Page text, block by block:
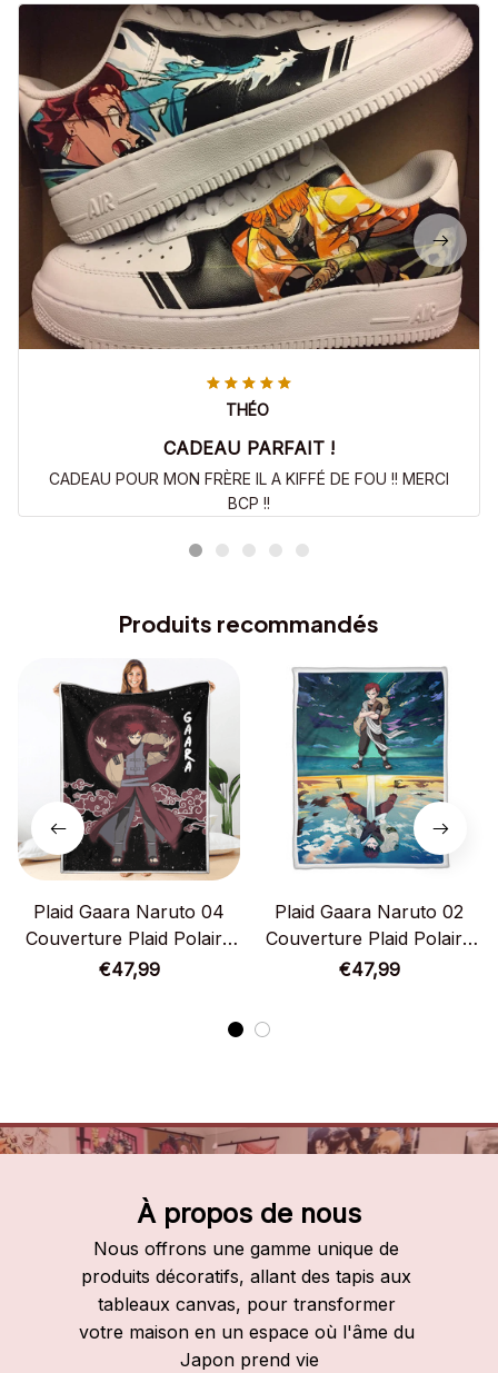
THÉO
CADEAU PARFAIT !
CADEAU POUR MON FRÈRE IL A KIFFÉ DE FOU !! MERCI
BCP !!
Produits recommandés
Plaid Gaara Naruto 04
Couverture Plaid Polaire
Plaid Canapé
€47,99
Plaid Gaara Naruto 02
Couverture Plaid Polaire
Plaid Canapé
€47,99
À propos de nous
Nous offrons une gamme unique de
produits décoratifs, allant des tapis aux
tableaux canvas, pour transformer
votre maison en un espace où l'âme du
Japon prend vie